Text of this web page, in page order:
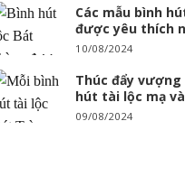
Các mẫu bình
được yêu thích
10/08/2024
Thúc đẩy
hút tài lộc mạ
09/08/2024